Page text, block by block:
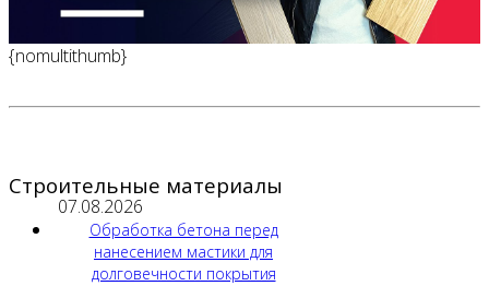
{nomultithumb}
Строительные материалы
07.08.2026
Обработка бетона перед
нанесением мастики для
долговечности покрытия